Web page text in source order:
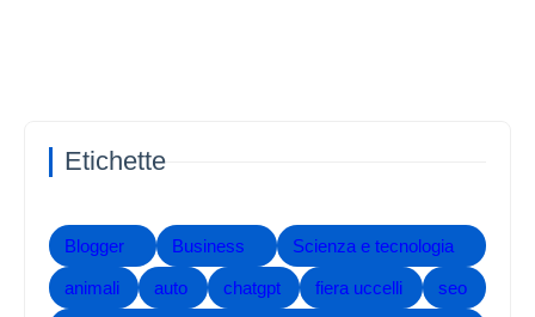
Etichette
Blogger Business Scienza e tecnologia
animali auto chatgpt fiera uccelli seo